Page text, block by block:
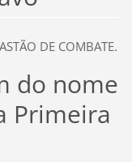
DE COMBATE.
do nome
Primeira